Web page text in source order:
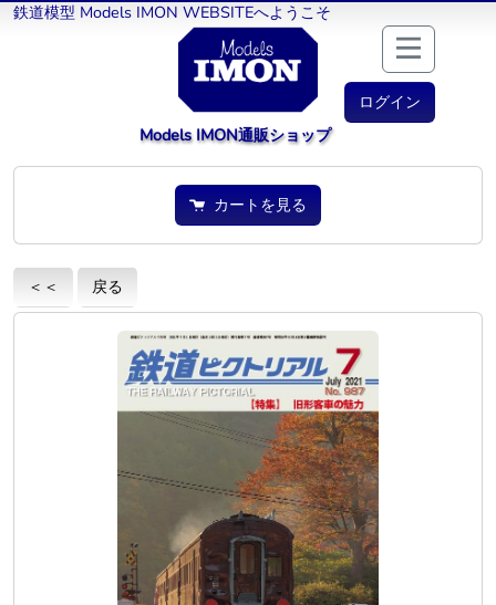
鉄道模型 Models IMON WEBSITEへようこそ
ログイン
Models IMON通販ショップ
カートを見る
＜＜ 戻る